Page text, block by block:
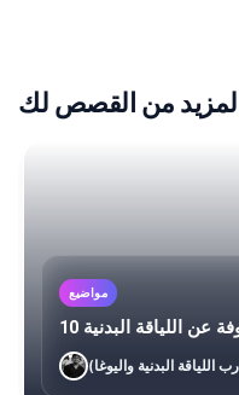
المزيد من القصص لك
مواضيع
عن اللياقة البدنية